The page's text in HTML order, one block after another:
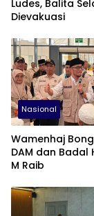
Ludes, Balita
Dievakuasi
Nasional
Wamenhaj
DAM dan Badal
M Raib